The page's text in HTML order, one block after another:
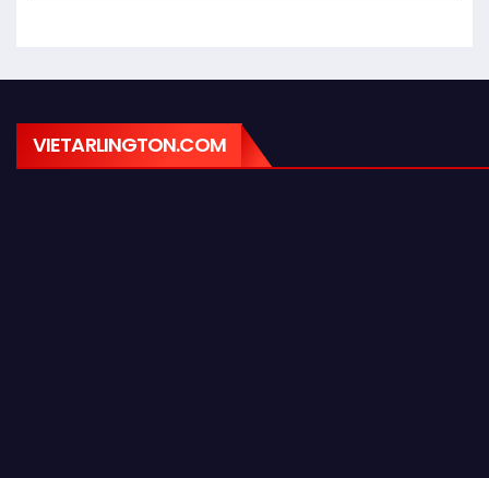
VIETARLINGTON.COM